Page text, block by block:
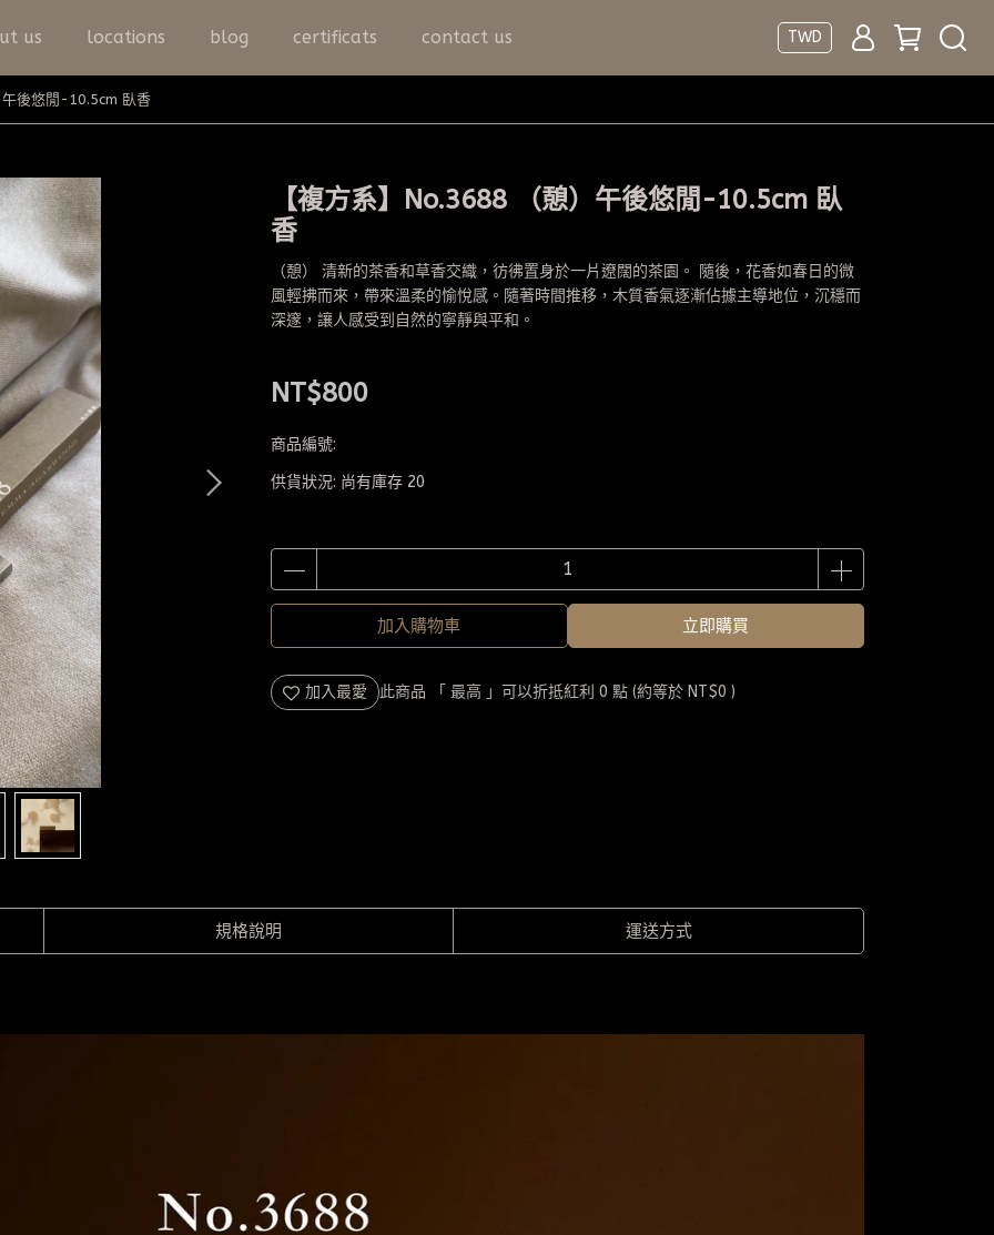
us locations blog certificats contact us TWD
後悠閒-10.5cm 臥香
【複方系】No.3688 （憩）午後悠閒-10.5cm 臥
香
（憩） 清新的茶香和草香交織，彷彿置身於一片遼闊的茶園。 隨後，花香如春日的微
風輕拂而來，帶來溫柔的愉悅感。隨著時間推移，木質香氣逐漸佔據主導地位，沉穩而
深邃，讓人感受到自然的寧靜與平和。
NT$800
商品編號:
供貨狀況: 尚有庫存 20
加入購物車 立即購買
加入最愛 此商品 「 最高 」可以折抵紅利 0 點 (約等於 NT$0 )
規格說明 運送方式